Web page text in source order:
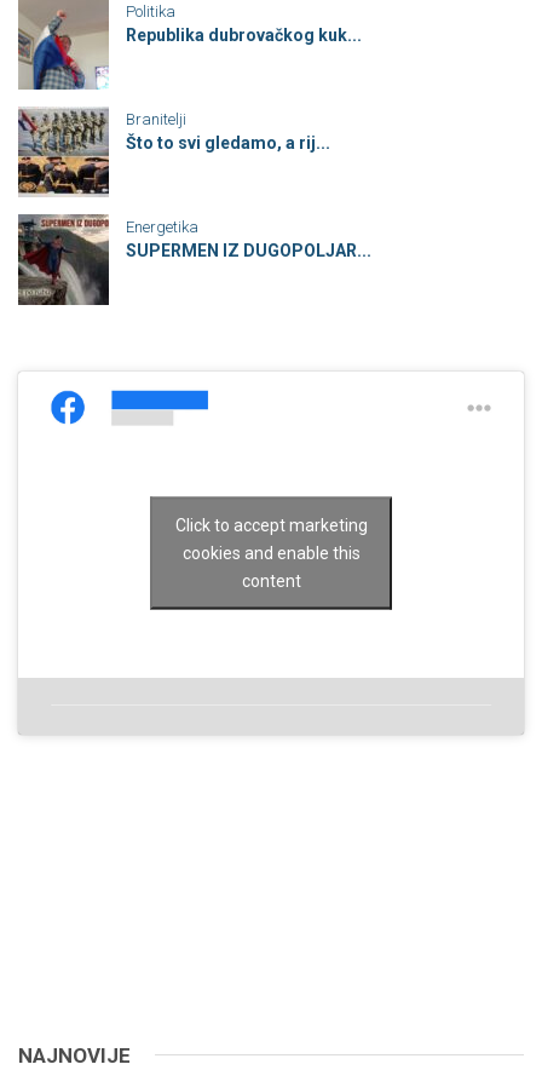
Politika
Republika dubrovačkog kuk...
Branitelji
Što to svi gledamo, a rij...
Energetika
SUPERMEN IZ DUGOPOLJAR...
Click to accept marketing
cookies and enable this
content
NAJNOVIJE